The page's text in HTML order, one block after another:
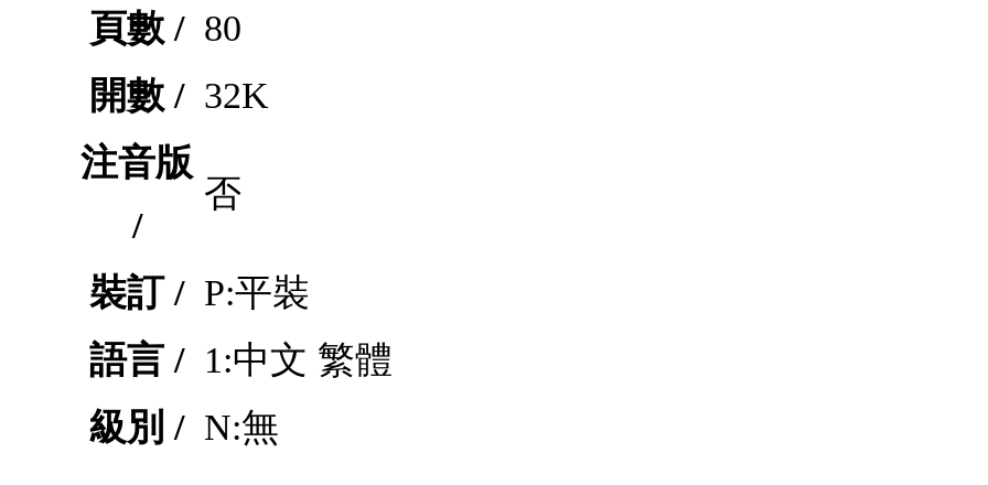
頁數 / 80
開數 / 32K
注音版
/
否
裝訂 / P:平裝
語言 / 1:中文 繁體
級別 / N:無